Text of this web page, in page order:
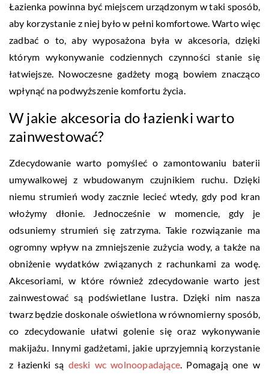
Łazienka powinna być miejscem urządzonym w taki sposób,
aby korzystanie z niej było w pełni komfortowe. Warto więc
zadbać o to, aby wyposażona była w akcesoria, dzięki
którym wykonywanie codziennych czynności stanie się
łatwiejsze. Nowoczesne gadżety mogą bowiem znacząco
wpłynąć na podwyższenie komfortu życia.
W jakie akcesoria do łazienki warto
zainwestować?
Zdecydowanie warto pomyśleć o zamontowaniu baterii
umywalkowej z wbudowanym czujnikiem ruchu. Dzięki
niemu strumień wody zacznie lecieć wtedy, gdy pod kran
włożymy dłonie. Jednocześnie w momencie, gdy je
odsuniemy strumień się zatrzyma. Takie rozwiązanie ma
ogromny wpływ na zmniejszenie zużycia wody, a także na
obniżenie wydatków związanych z rachunkami za wodę.
Akcesoriami, w które również zdecydowanie warto jest
zainwestować są podświetlane lustra. Dzięki nim nasza
twarz będzie doskonale oświetlona w równomierny sposób,
co zdecydowanie ułatwi golenie się oraz wykonywanie
makijażu. Innymi gadżetami, jakie uprzyjemnią korzystanie
z łazienki są deski wc wolnoopadające. Pomagają one w